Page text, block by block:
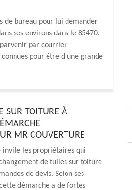
de bureau pour lui demander
ses environs dans le 85470.
parvenir par courrier
pour être d’une grande
SUR TOITURE À
MR COUVERTURE
invite les propriétaires qui
de tuiles sur toiture
de devis. Selon ses
démarche a de fortes